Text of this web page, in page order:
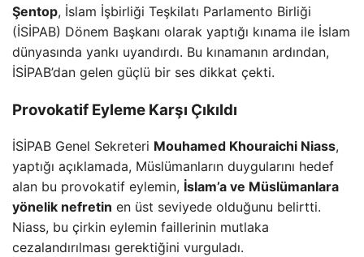
Şentop, İslam İşbirliği Teşkilatı Parlamento Birliği
(İSİPAB) Dönem Başkanı olarak yaptığı kınama ile İslam
dünyasında yankı uyandırdı. Bu kınamanın ardından,
İSİPAB’dan gelen güçlü bir ses dikkat çekti.
Provokatif Eyleme Karşı Çıkıldı
İSİPAB Genel Sekreteri Mouhamed Khouraichi Niass,
yaptığı açıklamada, Müslümanların duygularını hedef
alan bu provokatif eylemin, İslam’a ve Müslümanlara
yönelik nefretin en üst seviyede olduğunu belirtti.
Niass, bu çirkin eylemin faillerinin mutlaka
cezalandırılması gerektiğini vurguladı.